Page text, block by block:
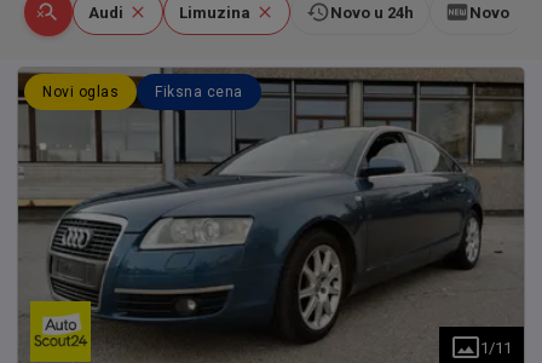
Audi Limuzina Novo u 24h Novo
Novi oglas Fiksna cena
1 /11